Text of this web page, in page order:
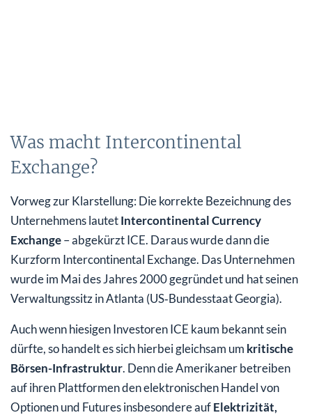
Was macht Intercontinental
Exchange?
Vorweg zur Klarstellung: Die korrekte Bezeichnung des
Unternehmens lautetIntercontinental Currency
Exchange– abgekürzt ICE. Daraus wurde dann die
Kurzform Intercontinental Exchange. Das Unternehmen
wurde im Mai des Jahres 2000 gegründet und hat seinen
Verwaltungssitz in Atlanta (US‑Bundesstaat Georgia).
Auch wenn hiesigen Investoren ICE kaum bekannt sein
dürfte, so handelt es sich hierbei gleichsam um kritische
Börsen-Infrastruktur. Denn die Amerikaner betreiben
auf ihren Plattformen den elektronischen Handel von
Optionen und Futures insbesondere aufElektrizität,